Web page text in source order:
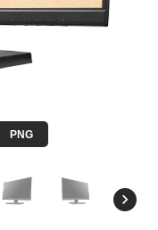
PNGEPS形式
EPS形式
EPS形式
EPS形式
EPS形式
EPS形式